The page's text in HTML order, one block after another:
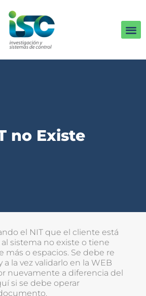
no Existe
el NIT que el cliente está
sistema no existe o tiene
más o espacios. Se debe re
a la vez validarlo en la WEB
nuevamente a diferencia del
si se debe operar